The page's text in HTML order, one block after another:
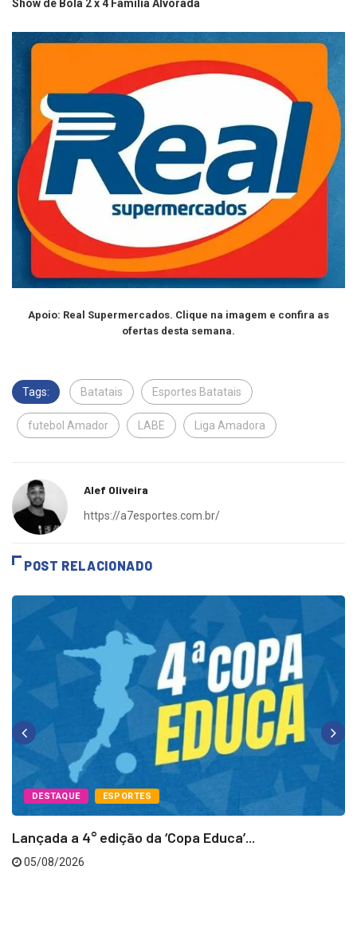
Show de Bola 2 x 4 Familia Alvorada
Apoio: Real Supermercados. Clique na imagem e confira as
ofertas desta semana.
Tags: Batatais Esportes Batatais
futebol Amador LABE Liga Amadora
Alef Oliveira
https://a7esportes.com.br/
POST RELACIONADO
DESTAQUE ESPORTES
Lançada a 4° edição da ‘Copa Educa’...
05/08/2026